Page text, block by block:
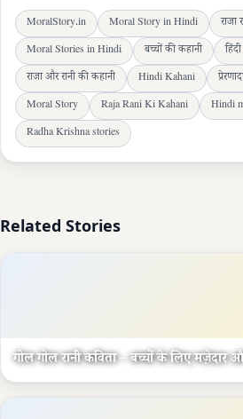
MoralStory.in Moral Story in Hindi
राजा
Moral Stories in Hindi
बच्चों की कहानी
राजा और रानी की कहानी
Hindi Kahani
Moral Story
Raja Rani Ki Kahani
Hindi
Radha Krishna stories
Related Stories
गोल गोल रानी कविता – बच्चों के लिए मज़ेदार